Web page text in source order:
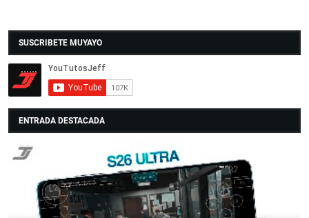
SUSCRIBETE MUYAYO
ENTRADA DESTACADA